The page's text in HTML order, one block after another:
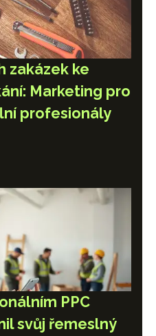
zakázek ke
Marketing pro
profesionály
PPC
svůj řemeslný